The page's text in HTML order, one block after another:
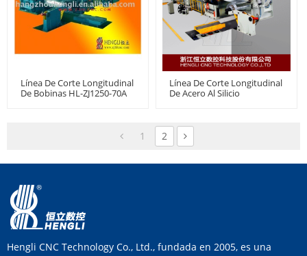
Línea De Corte Longitudinal
De Bobinas HL-ZJ1250-70A
Línea De Corte Longitudinal
De Acero Al Silicio
1 2
Hengli CNC Technology Co., Ltd., fundada en 2005, es una